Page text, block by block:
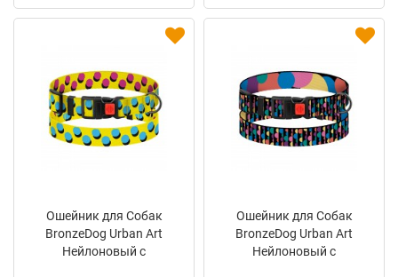
Ошейник для Собак
BronzeDog Urban Art
Нейлоновый с
Ошейник для Собак
BronzeDog Urban Art
Нейлоновый с